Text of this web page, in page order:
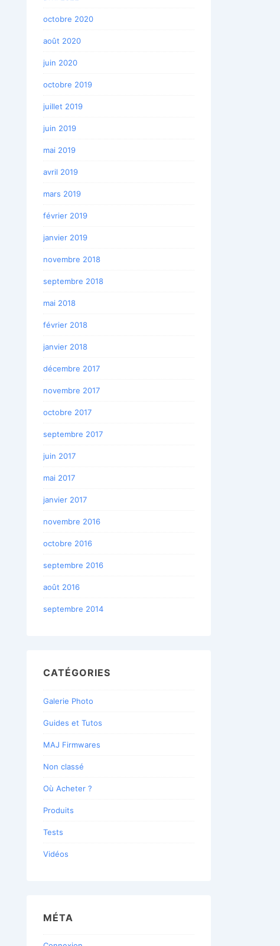
octobre 2020
août 2020
juin 2020
octobre 2019
juillet 2019
juin 2019
mai 2019
avril 2019
mars 2019
février 2019
janvier 2019
novembre 2018
septembre 2018
mai 2018
février 2018
janvier 2018
décembre 2017
novembre 2017
octobre 2017
septembre 2017
juin 2017
mai 2017
janvier 2017
novembre 2016
octobre 2016
septembre 2016
août 2016
septembre 2014
CATÉGORIES
Galerie Photo
Guides et Tutos
MAJ Firmwares
Non classé
Où Acheter ?
Produits
Tests
Vidéos
MÉTA